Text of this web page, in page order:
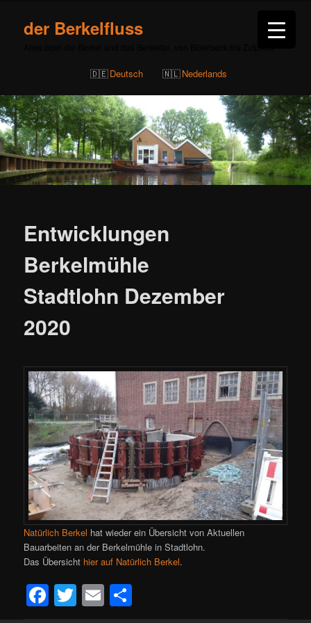
der Berkelfluss
Deutsch Nederlands
Entwicklungen
Berkelmühle
Stadtlohn Dezember
2020
Natürlich Berkel hat wieder ein Übersicht von Aktuellen
Bauarbeiten an der Berkelmühle in Stadtlohn.
Das Übersicht hier auf Natürlich Berkel.
Facebook
Twitter
Email